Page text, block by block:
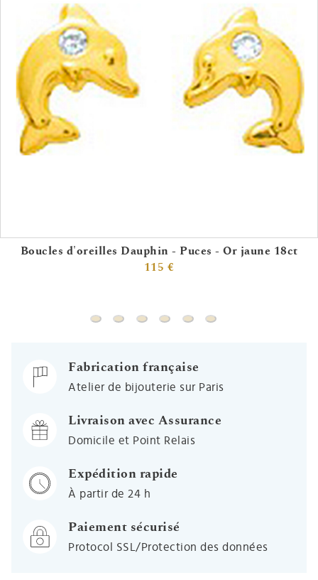
Boucles d'oreilles Dauphin - Puces - Or jaune 18ct
115 €
Fabrication française
Atelier de bijouterie sur Paris
Livraison avec Assurance
Domicile et Point Relais
Expédition rapide
À partir de 24 h
Paiement sécurisé
Protocol SSL/Protection des données